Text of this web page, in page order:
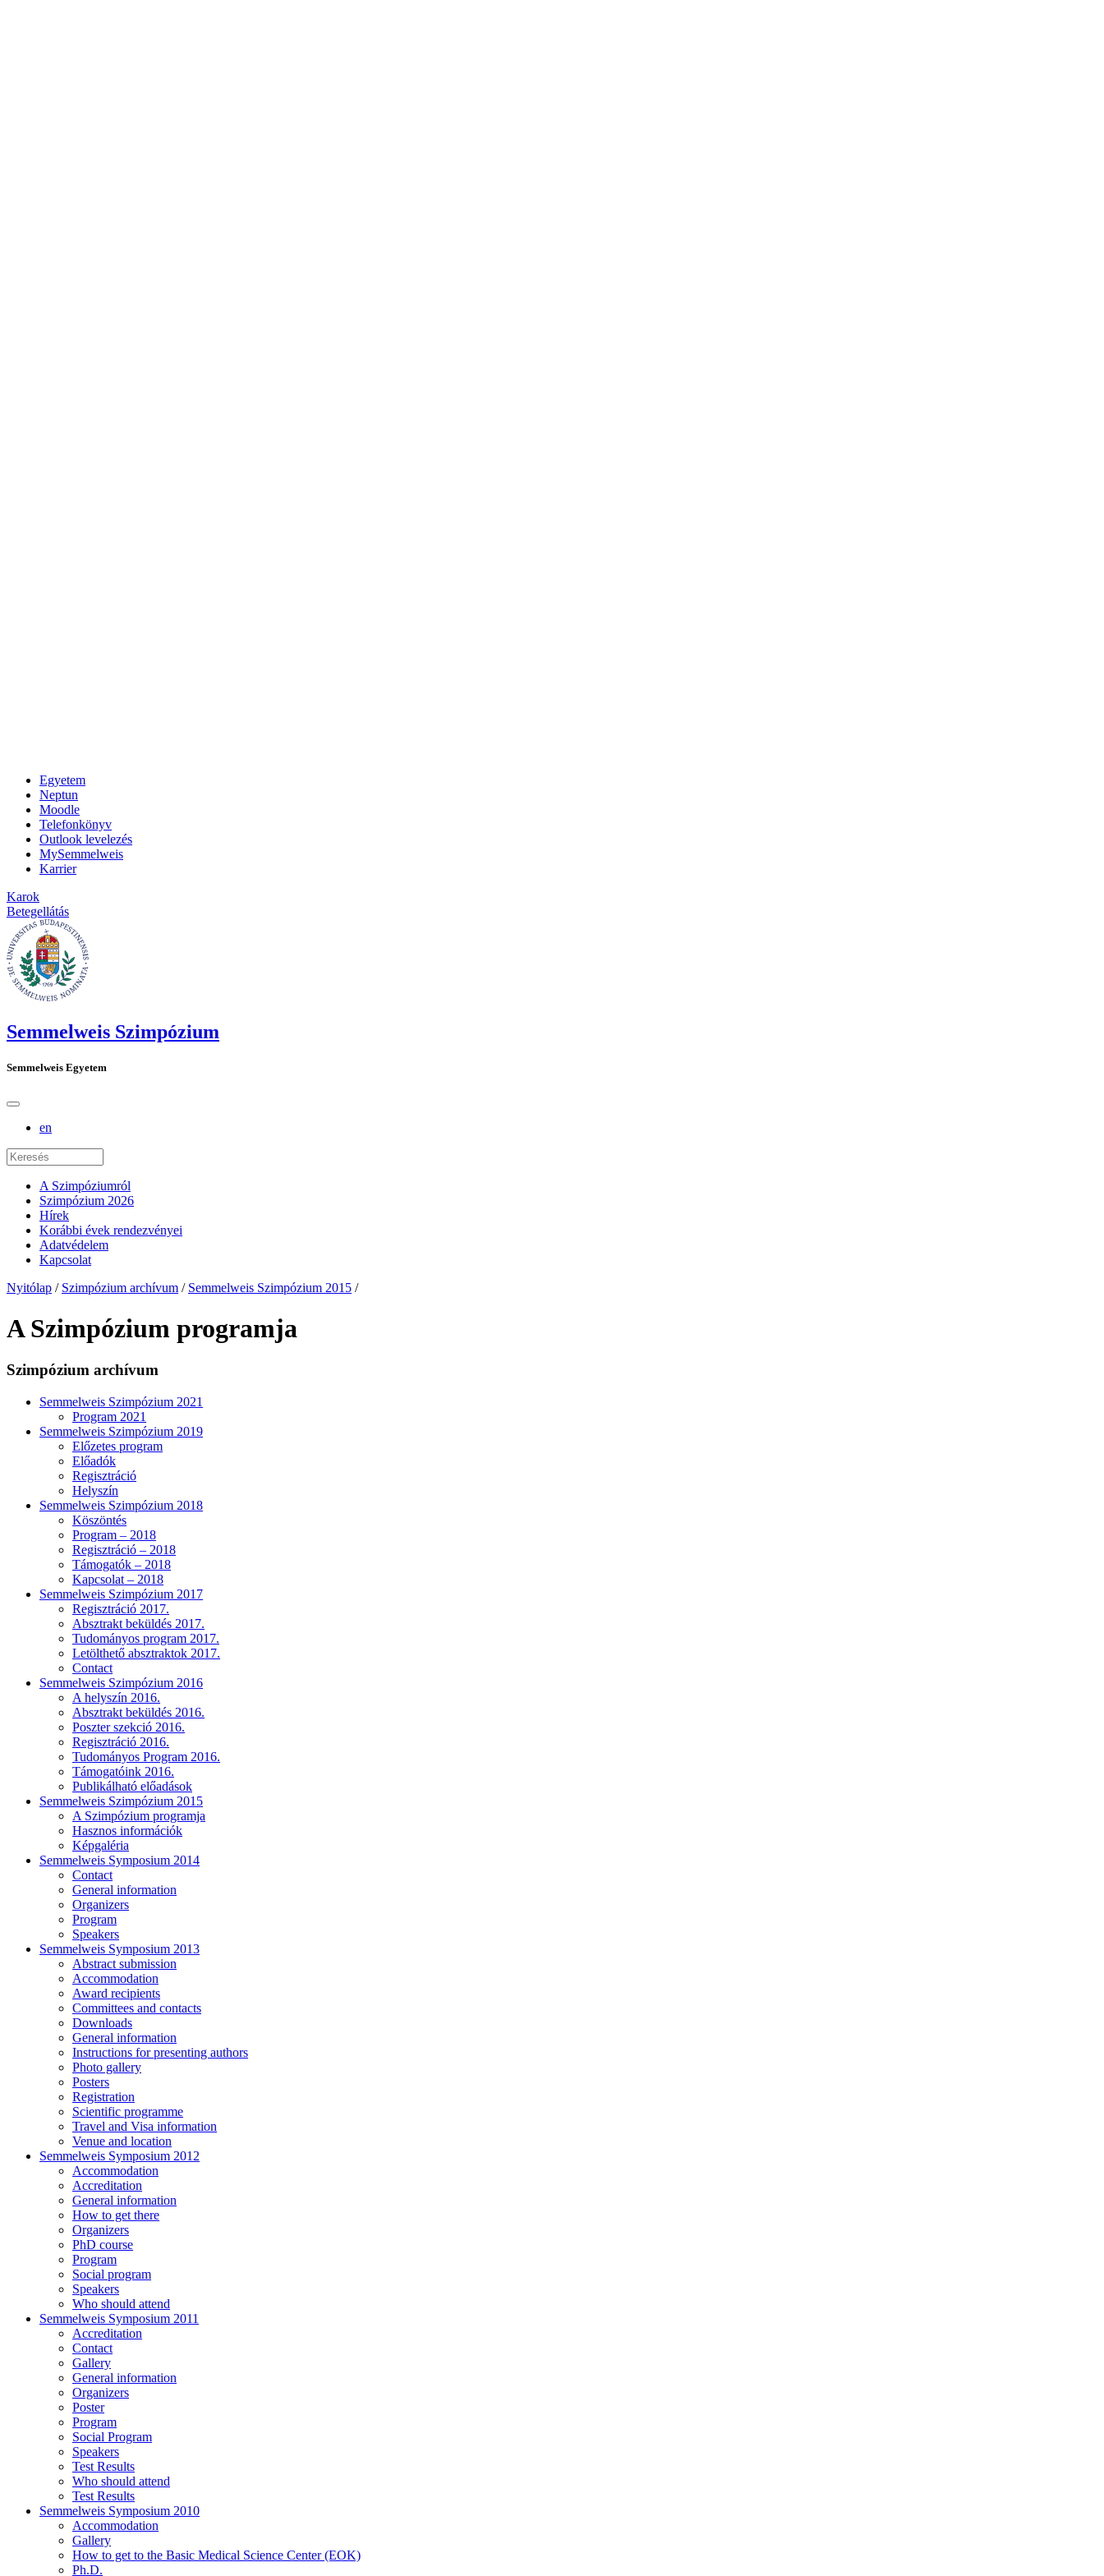
Egyetem
Neptun
Moodle
Telefonkönyv
Outlook levelezés
MySemmelweis
Karrier
Karok
Betegellátás
Semmelweis Szimpózium
Semmelweis Egyetem
en
A Szimpóziumról
Szimpózium 2026
Hírek
Korábbi évek rendezvényei
Adatvédelem
Kapcsolat
Nyitólap / Szimpózium archívum / Semmelweis Szimpózium 2015 /
A Szimpózium programja
Szimpózium archívum
Semmelweis Szimpózium 2021
Program 2021
Semmelweis Szimpózium 2019
Előzetes program
Előadók
Regisztráció
Helyszín
Semmelweis Szimpózium 2018
Köszöntés
Program – 2018
Regisztráció – 2018
Támogatók – 2018
Kapcsolat – 2018
Semmelweis Szimpózium 2017
Regisztráció 2017.
Absztrakt beküldés 2017.
Tudományos program 2017.
Letölthető absztraktok 2017.
Contact
Semmelweis Szimpózium 2016
A helyszín 2016.
Absztrakt beküldés 2016.
Poszter szekció 2016.
Regisztráció 2016.
Tudományos Program 2016.
Támogatóink 2016.
Publikálható előadások
Semmelweis Szimpózium 2015
A Szimpózium programja
Hasznos információk
Képgaléria
Semmelweis Symposium 2014
Contact
General information
Organizers
Program
Speakers
Semmelweis Symposium 2013
Abstract submission
Accommodation
Award recipients
Committees and contacts
Downloads
General information
Instructions for presenting authors
Photo gallery
Posters
Registration
Scientific programme
Travel and Visa information
Venue and location
Semmelweis Symposium 2012
Accommodation
Accreditation
General information
How to get there
Organizers
PhD course
Program
Social program
Speakers
Who should attend
Semmelweis Symposium 2011
Accreditation
Contact
Gallery
General information
Organizers
Poster
Program
Social Program
Speakers
Test Results
Who should attend
Test Results
Semmelweis Symposium 2010
Accommodation
Gallery
How to get to the Basic Medical Science Center (EOK)
Ph.D.